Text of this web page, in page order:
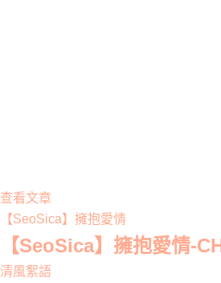
查看文章
【SeoSica】擁抱愛情
【SeoSica】擁抱愛情-
清風絮語